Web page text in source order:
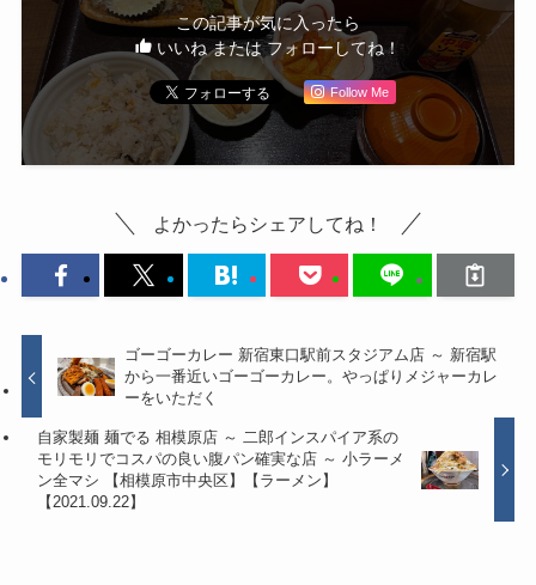
この記事が気に入ったら
いいね または フォローしてね！
Follow Me
よかったらシェアしてね！
ゴーゴーカレー 新宿東口駅前スタジアム店 ～ 新宿駅
から一番近いゴーゴーカレー。やっぱりメジャーカレ
ーをいただく
自家製麺 麺でる 相模原店 ～ 二郎インスパイア系の
モリモリでコスパの良い腹パン確実な店 ～ 小ラーメ
ン全マシ 【相模原市中央区】【ラーメン】
【2021.09.22】